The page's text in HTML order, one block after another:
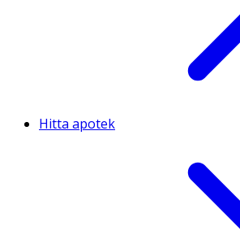
Hitta apotek